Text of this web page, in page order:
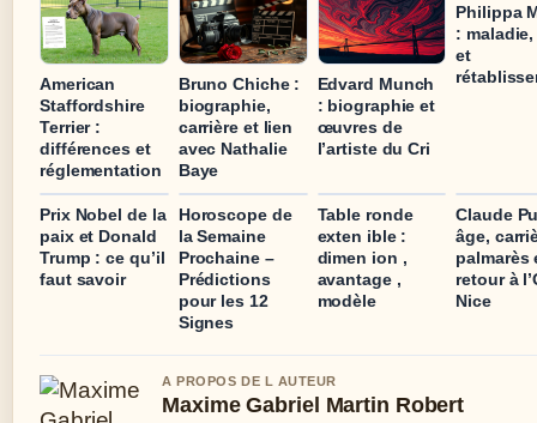
American
Staffordshire
Terrier :
différences et
réglementation
Bruno Chiche :
biographie,
carrière et lien
avec Nathalie
Baye
Edvard Munch
: biographie et
œuvres de
l’artiste du Cri
Philippa
:
et
Prix Nobel de la
paix et Donald
Trump : ce qu’il
faut savoir
Horoscope de
la Semaine
Prochaine –
Prédictions
pour les 12
Signes
Table ronde
exten ible :
dimen ion ,
avantage ,
modèle
Claude
âge,
palmarès
retour à
Nice
A PROPOS DE L AUTEUR
Maxime Gabriel Martin Robert